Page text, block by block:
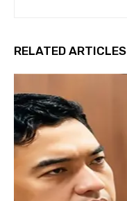
RELATED ARTICLES